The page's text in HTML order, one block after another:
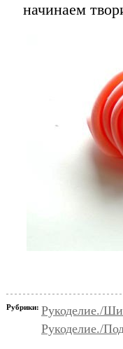
начинаем
Рубрики: Рукоделие./
Рукоделие./